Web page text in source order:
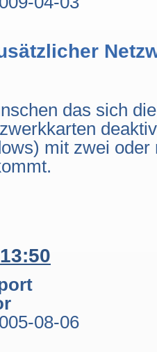
das sich
mit zwei
08-06